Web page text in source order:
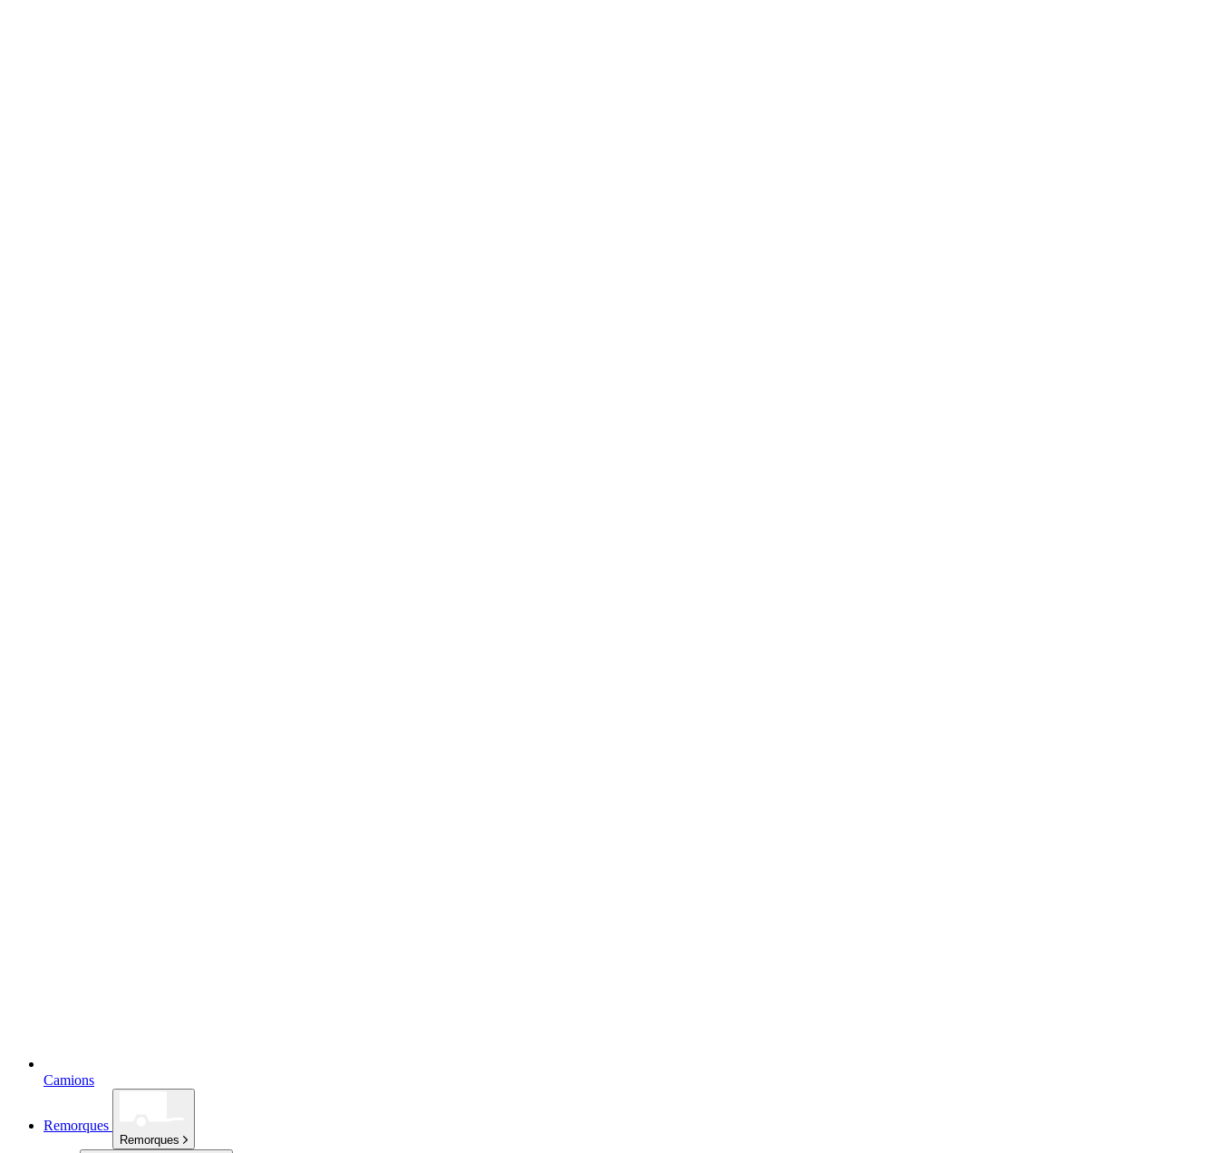
Camions
Remorques
Remorques